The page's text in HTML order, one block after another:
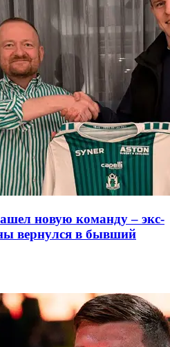
новую команду – экс-
вернулся в бывший